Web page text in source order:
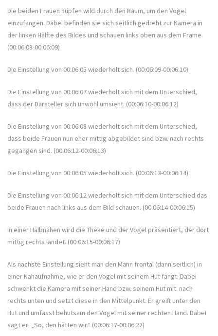
Die beiden Frauen hüpfen wild durch den Raum, um den Vogel
einzufangen. Dabei befinden sie sich seitlich gedreht zur Kamera in
der linken Hälfte des Bildes und schauen links oben aus dem Frame.
(00:06:08-00:06:09)
Die Einstellung von 00:06:05 wiederholt sich. (00:06:09-00:06:10)
Die Einstellung von 00:06:07 wiederholt sich mit dem Unterschied,
dass der Darsteller sich unwohl umsieht. (00:06:10-00:06:12)
Die Einstellung von 00:06:08 wiederholt sich mit dem Unterschied,
dass beide Frauen nun eher mittig abgebildet sind bzw. nach rechts
gegangen sind. (00:06:12-00:06:13)
Die Einstellung von 00:06:05 wiederholt sich. (00:06:13-00:06:14)
Die Einstellung von 00:06:12 wiederholt sich mit dem Unterschied das
beide Frauen nach links aus dem Bild schauen. (00:06:14-00:06:15)
In einer Halbnahen wird die Theke und der Vogel präsentiert, der dort
mittig rechts landet. (00:06:15-00:06:17)
Als nächste Einstellung sieht man den Mann frontal (dann seitlich) in
einer Nahaufnahme, wie er den Vogel mit seinem Hut fängt. Dabei
schwenkt die Kamera mit seiner Hand bzw. seinem Hut mit nach
rechts unten und setzt diese in den Mittelpunkt. Er greift unter den
Hut und umfasst behutsam den Vogel mit seiner rechten Hand. Dabei
sagt er: „So, den hätten wir.“ (00:06:17-00:06:22)